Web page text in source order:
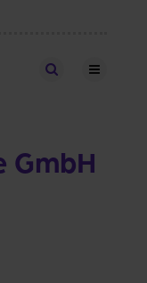
Stellen finden
GmbH